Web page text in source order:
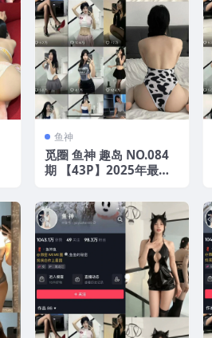
鱼神
觅圈 鱼神 趣岛 NO.084
期 【43P】2025年最新